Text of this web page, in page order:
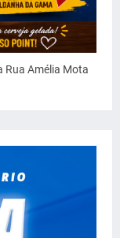
Rua Amélia Mota